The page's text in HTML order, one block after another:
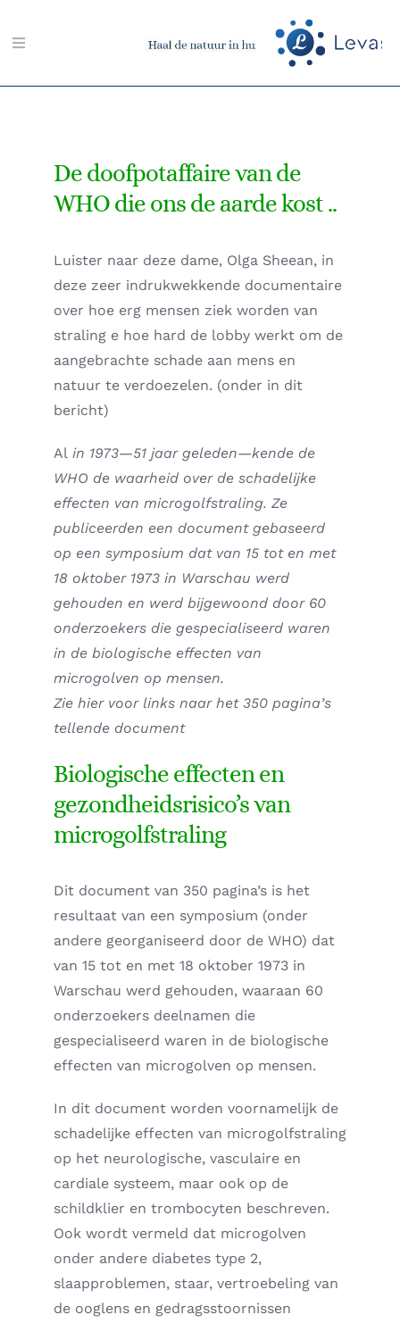
naar
Toggle
Aarding-shop
Memon-shop
Meter-shop
Radiësthesie-shop
Straling:
Onderwerpen:
Ziekteverzuim in bedrijven
Blog
Winkelwagen
Contactformulier
Zirbeldrüse detox
Home – Deutsch
De doofpotaffaire van de
WHO die ons de aarde kost ..
Luister naar deze dame, Olga Sheean, in
deze zeer indrukwekkende documentaire
over hoe erg mensen ziek worden van
straling e hoe hard de lobby werkt om de
aangebrachte schade aan mens en
natuur te verdoezelen. (onder in dit
bericht)
Al in 1973—51 jaar geleden—kende de
WHO de waarheid over de schadelijke
effecten van microgolfstraling. Ze
publiceerden een document gebaseerd
op een symposium dat van 15 tot en met
18 oktober 1973 in Warschau werd
gehouden en werd bijgewoond door 60
onderzoekers die gespecialiseerd waren
in de biologische effecten van
microgolven op mensen.
Zie hier voor links naar het 350 pagina’s
tellende document
Biologische effecten en
gezondheidsrisico’s van
microgolfstraling
Dit document van 350 pagina’s is het
resultaat van een symposium (onder
andere georganiseerd door de WHO) dat
van 15 tot en met 18 oktober 1973 in
Warschau werd gehouden, waaraan 60
onderzoekers deelnamen die
gespecialiseerd waren in de biologische
effecten van microgolven op mensen.
In dit document worden voornamelijk de
schadelijke effecten van microgolfstraling
op het neurologische, vasculaire en
cardiale systeem, maar ook op de
schildklier en trombocyten beschreven.
Ook wordt vermeld dat microgolven
onder andere diabetes type 2,
slaapproblemen, staar, vertroebeling van
de ooglens en gedragsstoornissen